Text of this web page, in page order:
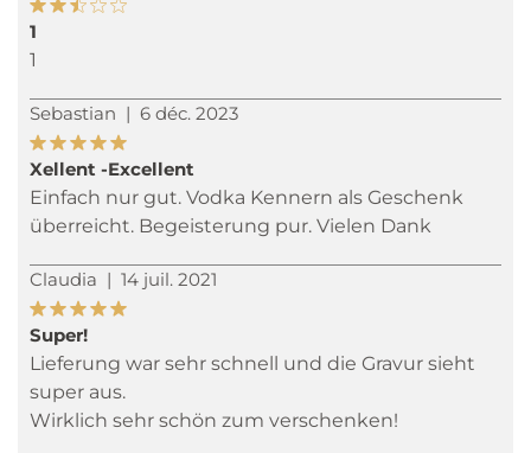
1
1
Sebastian | 6 déc. 2023
Xellent -Excellent
Einfach nur gut. Vodka Kennern als Geschenk
überreicht. Begeisterung pur. Vielen Dank
Claudia | 14 juil. 2021
Super!
Lieferung war sehr schnell und die Gravur sieht
super aus.
Wirklich sehr schön zum verschenken!